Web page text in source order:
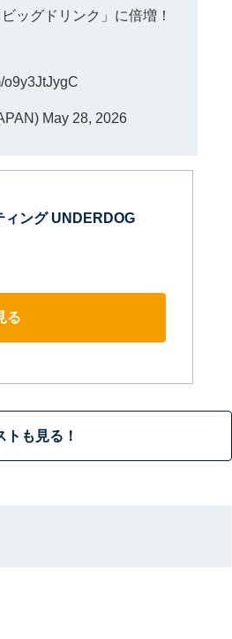
ッグドリンク」に倍増！
o9y3JtJygC
May 28, 2026
ング UNDERDOG
る
も見る！